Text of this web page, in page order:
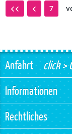
7
Anfahrtclick >
Informationen
Rechtliches